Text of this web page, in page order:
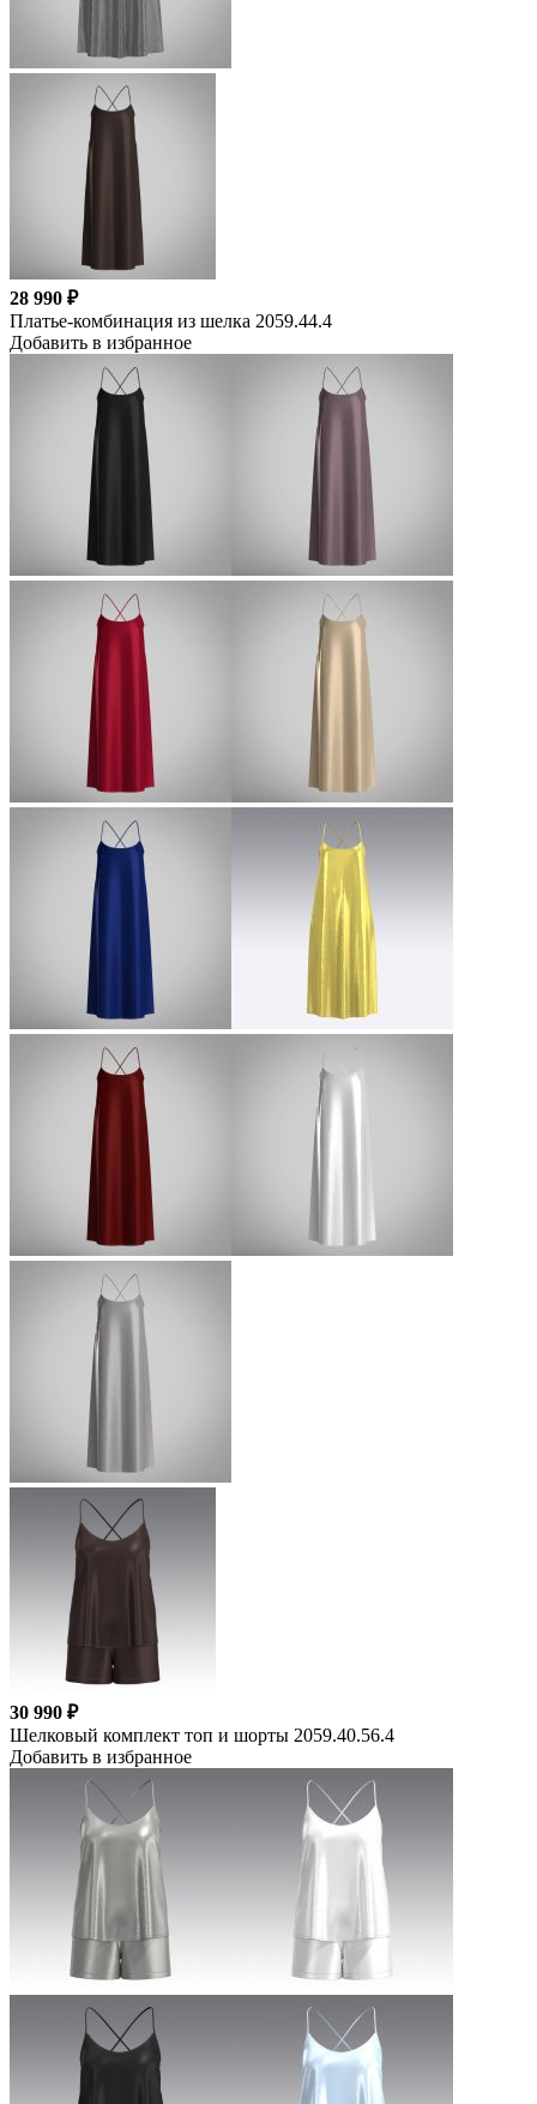
28 990 ₽
Платье-комбинация из шелка 2059.44.4
Добавить в избранное
30 990 ₽
Шелковый комплект топ и шорты 2059.40.56.4
Добавить в избранное